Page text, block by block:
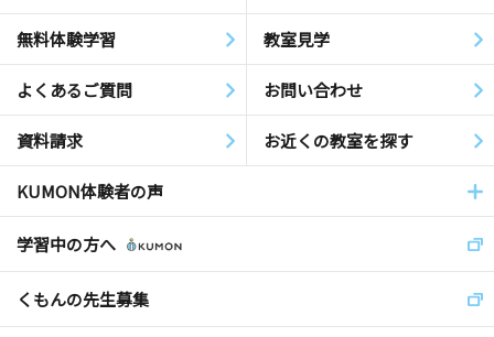
無料体験学習 教室見学
よくあるご質問 お問い合わせ
資料請求 お近くの教室を探す
KUMON体験者の声
学習中の方へ
くもんの先生募集